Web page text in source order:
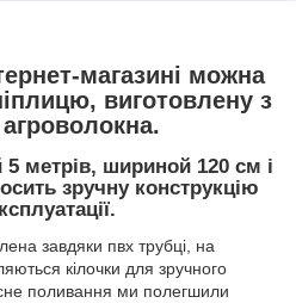
магазині можна
виготовлену з
агроволокна.
шириной 120 см і
зручну конструкцію
завдяки пвх трубці, на
кілочки для зручного
поливання ми полегшили